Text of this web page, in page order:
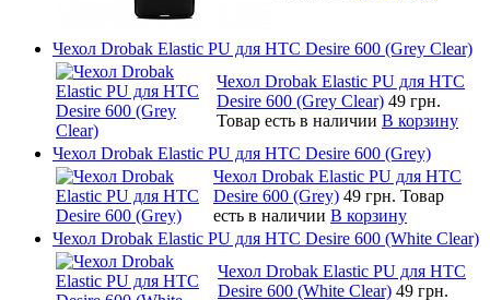
Чехол Drobak Elastic PU для HTC Desire 600 (Grey Clear)
Чехол Drobak Elastic PU для HTC
Desire 600 (Grey Clear) 49 грн.
Товар есть в наличии В корзину
Чехол Drobak Elastic PU для HTC Desire 600 (Grey)
Чехол Drobak Elastic PU для HTC
Desire 600 (Grey) 49 грн. Товар
есть в наличии В корзину
Чехол Drobak Elastic PU для HTC Desire 600 (White Clear)
Чехол Drobak Elastic PU для HTC
Desire 600 (White Clear) 49 грн.